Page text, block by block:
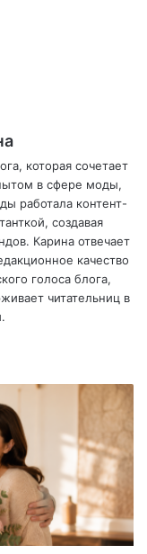
которая сочетает
в сфере моды,
работала контент-
создавая
Карина отвечает
качество
голоса блога,
читательниц в